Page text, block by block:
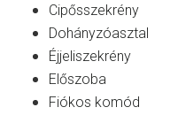
Cipősszekrény
Dohányzóasztal
Éjjeliszekrény
Előszoba
Fiókos komód